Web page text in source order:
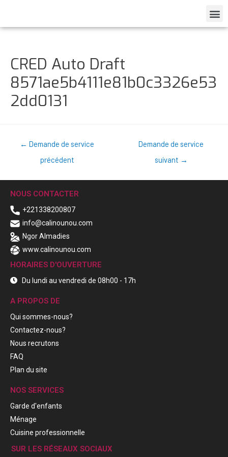
CRED Auto Draft
8571ae5b4111e81b0c3326e53
2dd0131
← Demande de service
précédent
Demande de service
suivant →
NOUS CONTACTER
+221338200807
info@calinounou.com
Ngor Almadies
www.calinounou.com
HORAIRES D'OUVERTURE
Du lundi au vendredi de 08h00 - 17h
A PROPOS DE
Qui sommes-nous?
Contactez-nous?
Nous recrutons
FAQ
Plan du site
NOS SERVICES
Garde d'enfants
Ménage
Cuisine professionnelle
SUR LES RÉSEAUX SOCIAUX